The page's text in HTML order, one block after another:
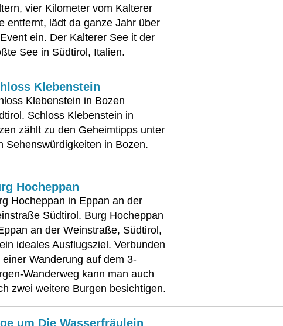
vier Kilometer vom Kalterer
entfernt, lädt da ganze Jahr über
ein. Der Kalterer See it der
See in Südtirol, Italien.
Klebenstein
Klebenstein in Bozen
Schloss Klebenstein in
zählt zu den Geheimtipps unter
Sehenswürdigkeiten in Bozen.
Hocheppan
Hocheppan in Eppan an der
Südtirol. Burg Hocheppan
an der Weinstraße, Südtirol,
ideales Ausflugsziel. Verbunden
einer Wanderung auf dem 3-
Wanderweg kann man auch
zwei weitere Burgen besichtigen.
um Die Wasserfräulein